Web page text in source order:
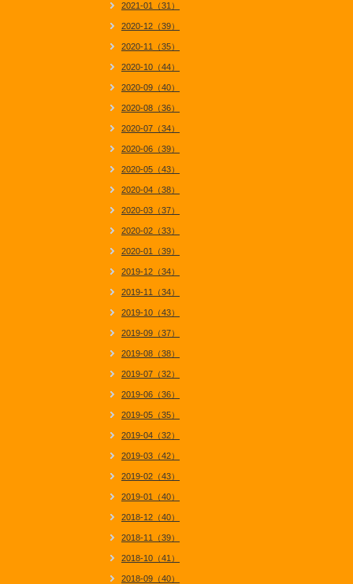
2021-01（31）
2020-12（39）
2020-11（35）
2020-10（44）
2020-09（40）
2020-08（36）
2020-07（34）
2020-06（39）
2020-05（43）
2020-04（38）
2020-03（37）
2020-02（33）
2020-01（39）
2019-12（34）
2019-11（34）
2019-10（43）
2019-09（37）
2019-08（38）
2019-07（32）
2019-06（36）
2019-05（35）
2019-04（32）
2019-03（42）
2019-02（43）
2019-01（40）
2018-12（40）
2018-11（39）
2018-10（41）
2018-09（40）